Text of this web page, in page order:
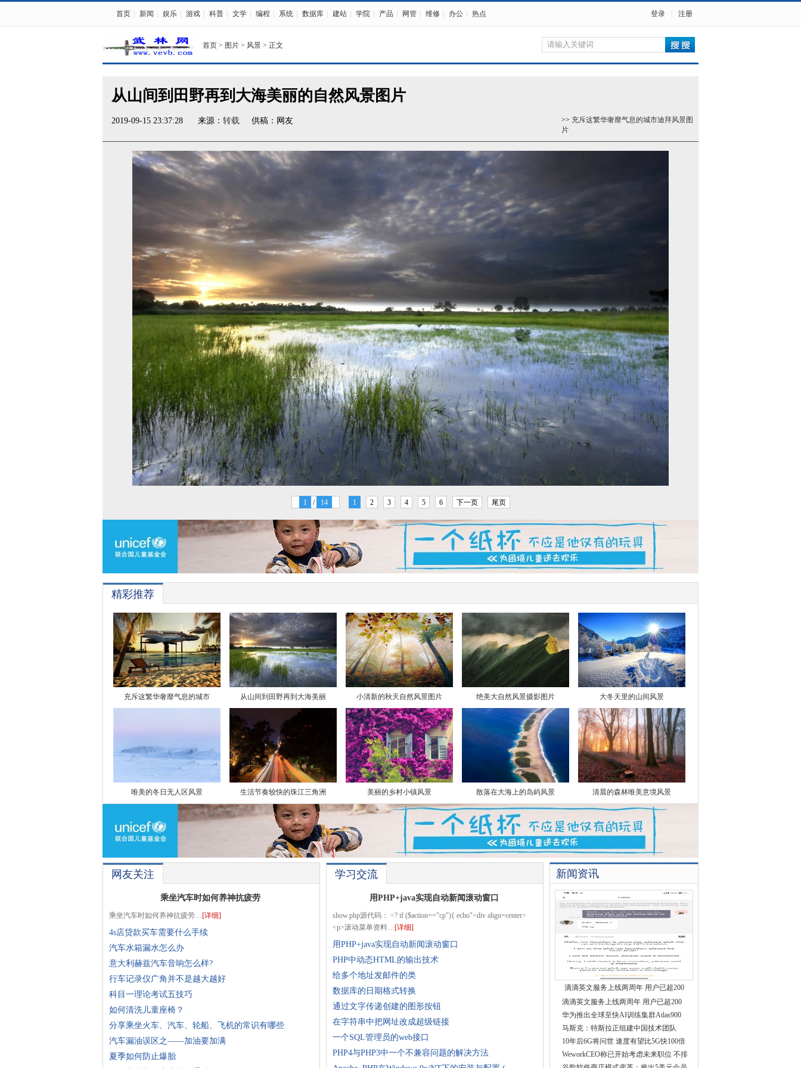
首页 新闻 娱乐 游戏 科普 文学 编程 系统 数据库 建站 学院 产品 网管 维修 办公 热点 登录 注册
首页 > 图片 > 风景 > 正文
从山间到田野再到大海美丽的自然风景图片
2019-09-15 23:37:28 来源： 转载 供稿：网友 >> 充斥这繁华奢靡气息的城市迪拜风景图
片
1 / 14 1 2 3 4 5 6 下一页 尾页
精彩推荐
充斥这繁华奢靡气息的城市 从山间到田野再到大海美丽 小清新的秋天自然风景图片 绝美大自然风景摄影图片 大冬天里的山间风景
唯美的冬日无人区风景 生活节奏较快的珠江三角洲 美丽的乡村小镇风景 散落在大海上的岛屿风景 清晨的森林唯美意境风景
网友关注
乘坐汽车时如何养神抗疲劳
乘坐汽车时如何养神抗疲劳…[详细]
4s店贷款买车需要什么手续
汽车水箱漏水怎么办
意大利赫兹汽车音响怎么样?
行车记录仪广角并不是越大越好
科目一理论考试五技巧
如何清洗儿童座椅？
分享乘坐火车、汽车、轮船、飞机的常识有哪些
汽车漏油误区之——加油要加满
夏季如何防止爆胎
学习交流
用PHP+java实现自动新闻滚动窗口
show.php源代码： <? if ($action=="cp"){ echo"<div align=center>
<p>滚动菜单资料…[详细]
用PHP+java实现自动新闻滚动窗口
PHP中动态HTML的输出技术
给多个地址发邮件的类
数据库的日期格式转换
通过文字传递创建的图形按钮
在字符串中把网址改成超级链接
一个SQL管理员的web接口
PHP4与PHP3中一个不兼容问题的解决方法
新闻资讯
滴滴英文服务上线两周年 用户已超200
滴滴英文服务上线两周年 用户已超200
华为推出全球至快AI训练集群Atlas900
马斯克：特斯拉正组建中国技术团队
10年后6G将问世 速度有望比5G快100倍
WeworkCEO称已开始考虑未来职位 不排